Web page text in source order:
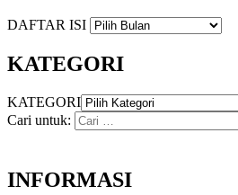
DAFTAR ISI
KATEGORI
KATEGORI
Cari untuk:
INFORMASI